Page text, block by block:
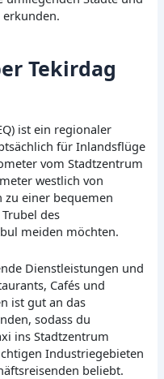
Tekirdag
ist ein regionaler
für Inlandsflüge
vom Stadtzentrum
westlich von
einer bequemen
des
meiden möchten.
Dienstleistungen und
Cafés und
ist gut an das
sodass du
ins Stadtzentrum
Industriegebieten
beliebt.